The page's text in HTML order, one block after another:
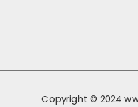
Copyright © 2024